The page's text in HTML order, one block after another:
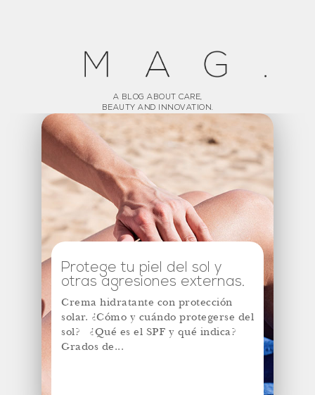
A BLOG ABOUT CARE,
BEAUTY AND INNOVATION.
Protege tu piel del sol y
otras agresiones externas.
Crema hidratante con protección
solar. ¿Cómo y cuándo protegerse del
sol? ¿Qué es el SPF y qué indica?
Grados de...